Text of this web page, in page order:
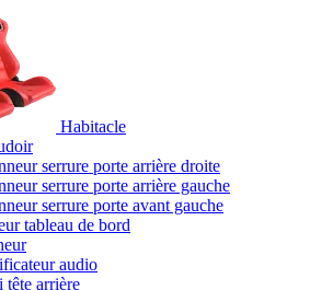
Habitacle
serrure porte arrière droite
serrure porte arrière gauche
serrure porte avant gauche
tableau de bord
audio
tête arrière